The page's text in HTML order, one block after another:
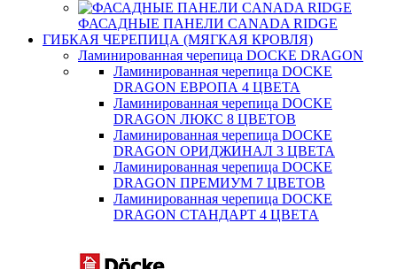
ФАСАДНЫЕ ПАНЕЛИ CANADA RIDGE
ГИБКАЯ ЧЕРЕПИЦА (МЯГКАЯ КРОВЛЯ)
Ламинированная черепица DOCKE DRAGON
Ламинированная черепица DOCKE
DRAGON ЕВРОПА 4 ЦВЕТА
Ламинированная черепица DOCKE
DRAGON ЛЮКС 8 ЦВЕТОВ
Ламинированная черепица DOCKE
DRAGON ОРИДЖИНАЛ 3 ЦВЕТА
Ламинированная черепица DOCKE
DRAGON ПРЕМИУМ 7 ЦВЕТОВ
Ламинированная черепица DOCKE
DRAGON СТАНДАРТ 4 ЦВЕТA